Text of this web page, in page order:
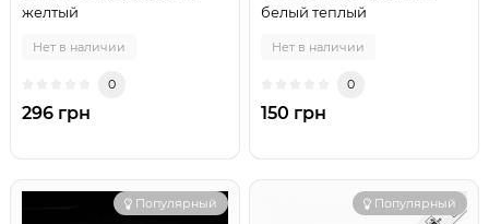
желтый
Нет в наличии
0
296 грн
белый теплый
Нет в наличии
0
150 грн
Популярный Популярный